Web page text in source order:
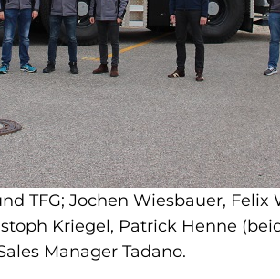
TFG; Jochen Wiesbauer,
Kriegel, Patrick Henne
Manager Tadano.